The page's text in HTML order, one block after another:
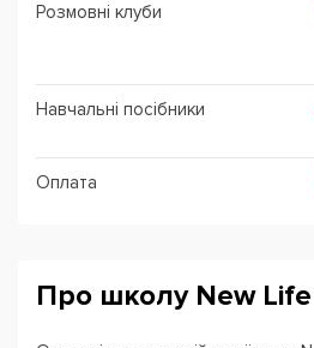
Розмовні клуби
Навчальні посібники
Оплата
Про школу New Life